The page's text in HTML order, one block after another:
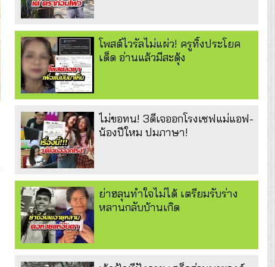
โพสต์ไวรัลไม่แผ่ว! ครูทิ้งประโยค
เด็ด อ่านแล้วมีสะดุ้ง
ไม่ขอทน! 3ดีเจออกโรงเซฟแม่แอฟ-
น้องปีใหม ปมภาษา!
ย่าฮลุนทำใจไม่ได้ เตรียมรับร่าง
หลานกลับบ้านเกิด